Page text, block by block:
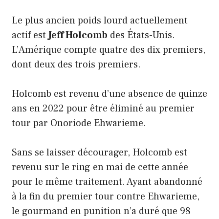
Le plus ancien poids lourd actuellement
actif estJeff Holcomb des États-Unis.
L’Amérique compte quatre des dix premiers,
dont deux des trois premiers.
Holcomb est revenu d’une absence de quinze
ans en 2022 pour être éliminé au premier
tour par Onoriode Ehwarieme.
Sans se laisser décourager, Holcomb est
revenu sur le ring en mai de cette année
pour le même traitement. Ayant abandonné
à la fin du premier tour contre Ehwarieme,
le gourmand en punition n’a duré que 98